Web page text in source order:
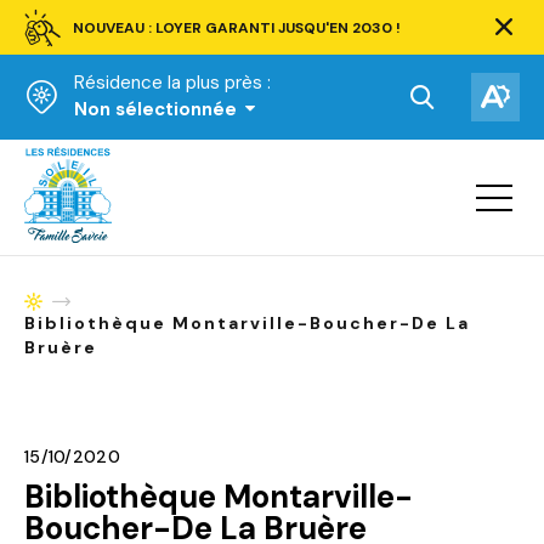
NOUVEAU : LOYER GARANTI JUSQU'EN 2030 !
barre
Résidence la plus près :
Non sélectionnée
Ouvrir
la
recherche.
la
Accueil
Ouvrir
la
Accueil
Bibliothèque Montarville-Boucher-De La
Bruère
15/10/2020
Bibliothèque Montarville-
Boucher-De La Bruère